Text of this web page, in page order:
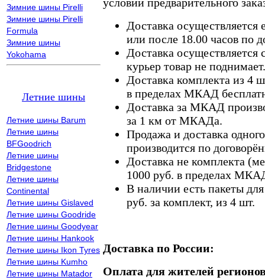
Зимние шины Pirelli
Зимние шины Pirelli
Formula
Зимние шины
Yokohama
Летние шины
Летние шины Barum
Летние шины
BFGoodrich
Летние шины
Bridgestone
Летние шины
Continental
Летние шины Gislaved
Летние шины Goodride
Летние шины Goodyear
Летние шины Hankook
Летние шины Ikon Tyres
Летние шины Kumho
Летние шины Matador
Доставка осуществляется
или после 18.00 часов по
Доставка осуществляется
курьер товар не поднимает.
Доставка комплекта из 4
в пределах МКАД
Доставка за МКАД
за 1 км от МКАДа.
Продажа и доставка
производится по
Доставка не комплекта
1000 руб. в пределах
В наличии есть пакеты
руб. за комплект, из 4 шт.
Доставка по России:
Оплата для жителей